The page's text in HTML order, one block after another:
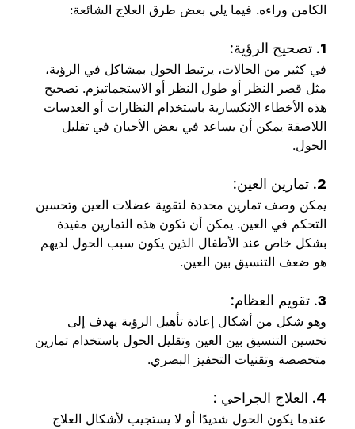
الكامن وراءه. فيما يلي بعض طرق العلاج الشائعة:
1. تصحيح الرؤية:
في كثير من الحالات، يرتبط الحول بمشاكل في الرؤية،
مثل قصر النظر أو طول النظر أو الاستجماتيزم. تصحيح
هذه الأخطاء الانكسارية باستخدام النظارات أو العدسات
اللاصقة يمكن أن يساعد في بعض الأحيان في تقليل
الحول.
2. تمارين العين:
يمكن وصف تمارين محددة لتقوية عضلات العين وتحسين
التحكم في العين. يمكن أن تكون هذه التمارين مفيدة
بشكل خاص عند الأطفال الذين يكون سبب الحول لديهم
هو ضعف التنسيق بين العين.
3. تقويم العظام:
وهو شكل من أشكال إعادة تأهيل الرؤية يهدف إلى
تحسين التنسيق بين العين وتقليل الحول باستخدام تمارين
متخصصة وتقنيات التحفيز البصري.
4. العلاج الجراحي :
عندما يكون الحول شديدًا أو لا يستجيب لأشكال العلاج